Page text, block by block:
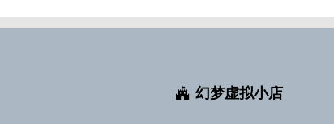
幻梦虚拟小店